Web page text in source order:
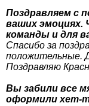
Поздравляем с
ваших эмоциях.
команды и для
Спасибо за
положительные.
Поздравляю
Вы забили все
оформили хет-